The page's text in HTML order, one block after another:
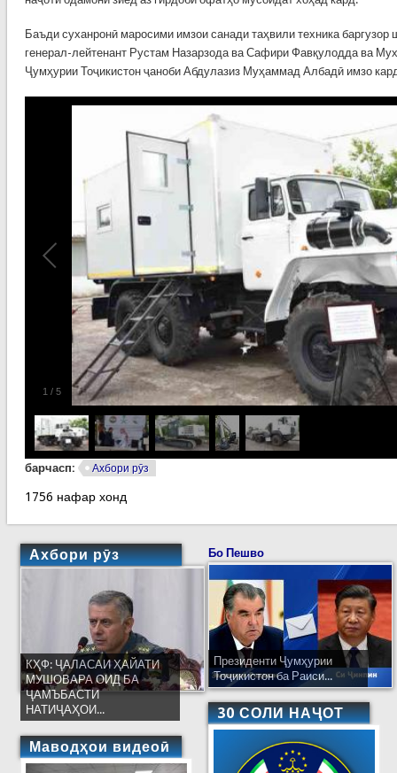
Баъди суханронӣ маросими имзои санади таҳвили техника
генерал-лейтенант Рустам Назарзода ва Сафири Фавқулодда ва
Ҷумҳурии Тоҷикистон ҷаноби Абдулазиз Муҳаммад Албадӣ имзо
1 / 5
барчасп: Ахбори рӯз
1756 нафар хонд
Ахбори рӯз
КҲФ: ҶАЛАСАИ ҲАЙАТИ
МУШОВАРА ОИД БА
ҶАМЪБАСТИ
НАТИҶАҲОИ...
Маводҳои видеоӣ
Бо Пешво
Президенти Ҷумҳурии
Тоҷикистон ба Раиси...
30 СОЛИ НАҶОТ